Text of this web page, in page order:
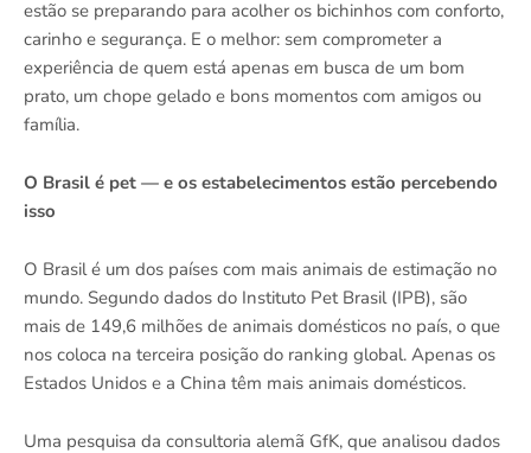
estão se preparando para acolher os bichinhos com conforto,
carinho e segurança. E o melhor: sem comprometer a
experiência de quem está apenas em busca de um bom
prato, um chope gelado e bons momentos com amigos ou
família.
O Brasil é pet — e os estabelecimentos estão percebendo
isso
O Brasil é um dos países com mais animais de estimação no
mundo. Segundo dados do Instituto Pet Brasil (IPB), são
mais de 149,6 milhões de animais domésticos no país, o que
nos coloca na terceira posição do ranking global. Apenas os
Estados Unidos e a China têm mais animais domésticos.
Uma pesquisa da consultoria alemã GfK, que analisou dados